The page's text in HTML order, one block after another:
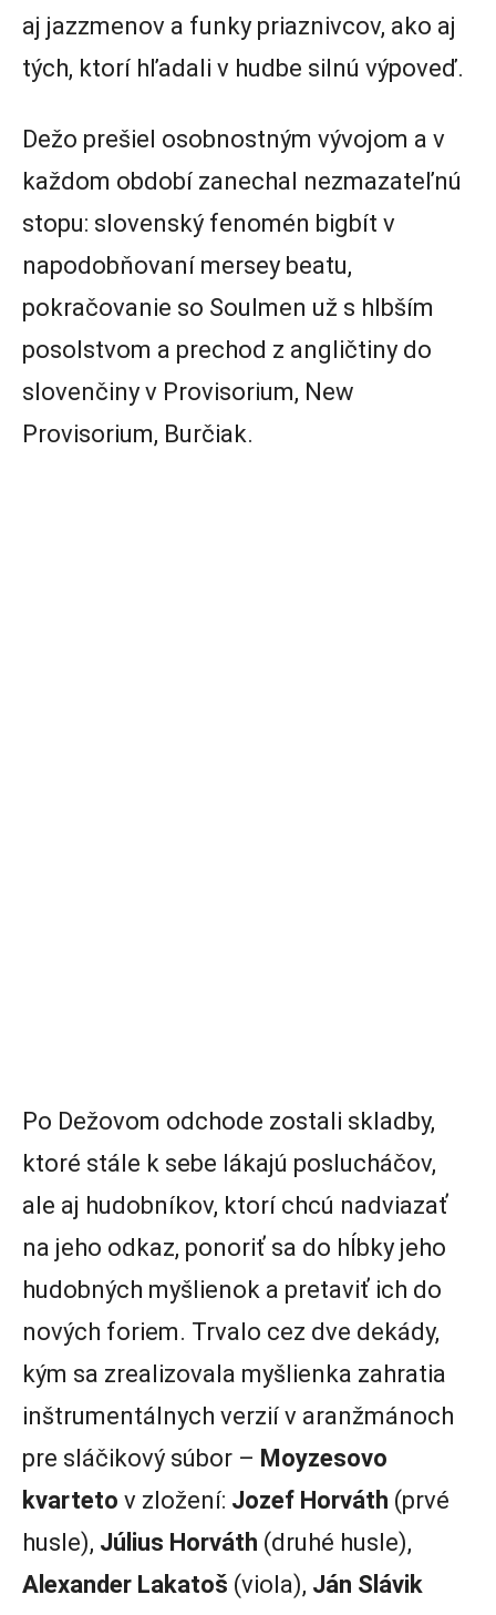
aj jazzmenov a funky priaznivcov, ako aj
tých, ktorí hľadali v hudbe silnú výpoveď.
Dežo prešiel osobnostným vývojom a v
každom období zanechal nezmazateľnú
stopu: slovenský fenomén bigbít v
napodobňovaní mersey beatu,
pokračovanie so Soulmen už s hlbším
posolstvom a prechod z angličtiny do
slovenčiny v Provisorium, New
Provisorium, Burčiak.
Po Dežovom odchode zostali skladby,
ktoré stále k sebe lákajú poslucháčov,
ale aj hudobníkov, ktorí chcú nadviazať
na jeho odkaz, ponoriť sa do hĺbky jeho
hudobných myšlienok a pretaviť ich do
nových foriem. Trvalo cez dve dekády,
kým sa zrealizovala myšlienka zahratia
inštrumentálnych verzií v aranžmánoch
pre sláčikový súbor – Moyzesovo
kvarteto v zložení: Jozef Horváth (prvé
husle), Július Horváth (druhé husle),
Alexander Lakatoš (viola), Ján Slávik